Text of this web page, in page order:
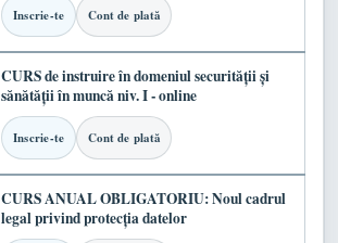
Inscrie-te Cont de plată
CURS de instruire în domeniul securității și
sănătății în muncă niv. I - online
Inscrie-te Cont de plată
CURS ANUAL OBLIGATORIU: Noul cadrul
legal privind protecția datelor